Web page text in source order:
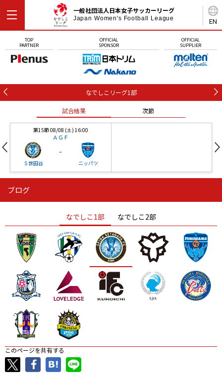
EN
一般社団法人日本女子サッカーリーグ
Japan Women's Football League
TOP
PARTNER
OFFICIAL
SPONSOR
OFFICIAL
SUPPLIER
なでしこリーグ1部
試合結果 次節
第15節 08/08 (土) 16:00
ＡＧＦ
Ｓ世田谷
-
ニッパツ
ニッパツ
ニッパツ 名古屋
石人の星
静岡 愛媛Ｌ
ブログ
なでしこ1部 なでしこ2部
このページを共有する